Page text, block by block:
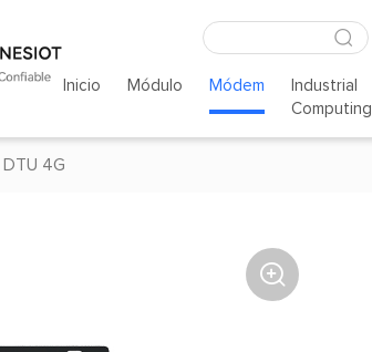
Inicio Módulo Módem
Industrial
Computing
DTU 4G
